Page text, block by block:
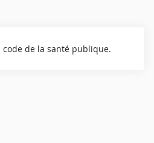
code de la santé publique.